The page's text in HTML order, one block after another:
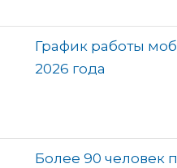
График работы
2026 года
Более 90 человек